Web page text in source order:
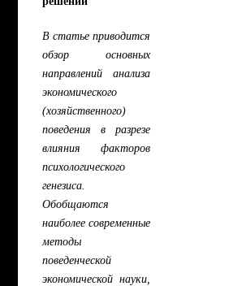
В статье приводится
обзор основных
направлений анализа
экономического
(хозяйственного)
поведения в разрезе
влияния факторов
психологического
генезиса.
Обобщаются
наиболее современные
методы
поведенческой
экономической науки,